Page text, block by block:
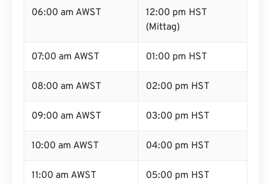
06:00 am AWST
12:00 pm HST
(Mittag)
07:00 am AWST 01:00 pm HST
08:00 am AWST 02:00 pm HST
09:00 am AWST 03:00 pm HST
10:00 am AWST 04:00 pm HST
11:00 am AWST 05:00 pm HST